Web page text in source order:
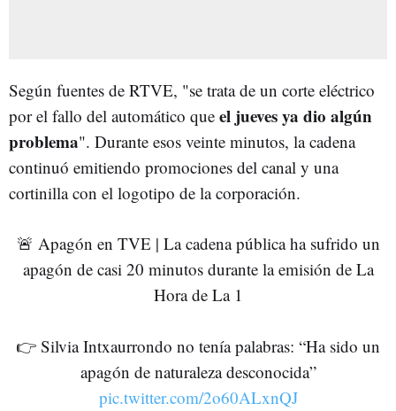
Según fuentes de RTVE, "se trata de un corte eléctrico
por el fallo del automático que el jueves ya dio algún
problema". Durante esos veinte minutos, la cadena
continuó emitiendo promociones del canal y una
cortinilla con el logotipo de la corporación.
🚨 Apagón en TVE | La cadena pública ha sufrido un
apagón de casi 20 minutos durante la emisión de La
Hora de La 1
👉 Silvia Intxaurrondo no tenía palabras: “Ha sido un
apagón de naturaleza desconocida”
pic.twitter.com/2o60ALxnQJ